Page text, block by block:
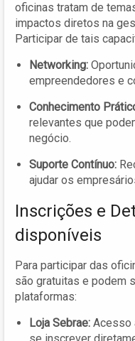
oficinas tratam de
impactos diretos na
Participar de tais
Networking:
empreendedores e
Conhecimento
relevantes que
negócio.
Suporte Contínuo:
ajudar os
Inscrições e
disponíveis
Para participar das
são gratuitas e podem
plataformas:
Loja Sebrae: Acesso
se inscrever